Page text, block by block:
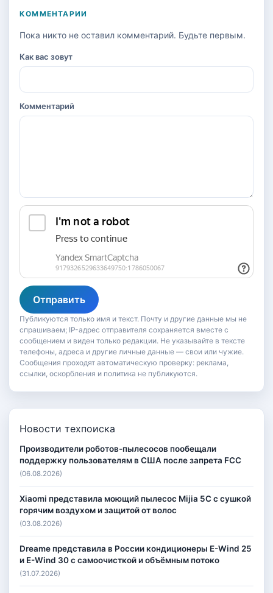
КОММЕНТАРИИ
Пока никто не оставил комментарий. Будьте первым.
Как вас зовут
Комментарий
Отправить
Публикуются только имя и текст. Почту и другие данные мы не
спрашиваем; IP-адрес отправителя сохраняется вместе с
сообщением и виден только редакции. Не указывайте в тексте
телефоны, адреса и другие личные данные — свои или чужие.
Сообщения проходят автоматическую проверку: реклама,
ссылки, оскорбления и политика не публикуются.
Новости техпоиска
Производители роботов-пылесосов пообещали
поддержку пользователям в США после запрета FCC
(06.08.2026)
Xiaomi представила моющий пылесос Mijia 5C с сушкой
горячим воздухом и защитой от волос
(03.08.2026)
Dreame представила в России кондиционеры E-Wind 25
и E-Wind 30 с самоочисткой и объёмным потоко
(31.07.2026)